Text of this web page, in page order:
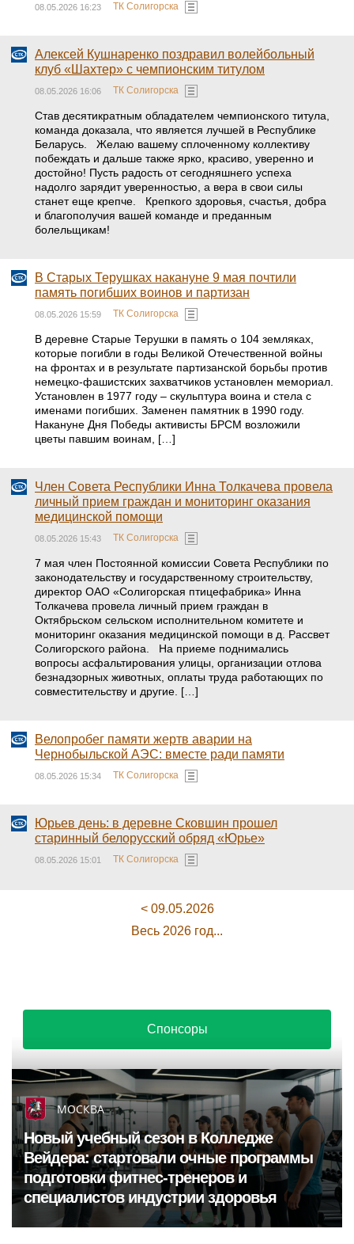
08.05.2026 16:23 ТК Солигорска
Алексей Кушнаренко поздравил волейбольный
клуб «Шахтер» с чемпионским титулом
08.05.2026 16:06 ТК Солигорска
Став десятикратным обладателем чемпионского титула,
команда доказала, что является лучшей в Республике
Беларусь. Желаю вашему сплоченному коллективу
побеждать и дальше также ярко, красиво, уверенно и
достойно! Пусть радость от сегодняшнего успеха
надолго зарядит уверенностью, а вера в свои силы
станет еще крепче. Крепкого здоровья, счастья, добра
и благополучия вашей команде и преданным
болельщикам!
В Старых Терушках накануне 9 мая почтили
память погибших воинов и партизан
08.05.2026 15:59 ТК Солигорска
В деревне Старые Терушки в память о 104 земляках,
которые погибли в годы Великой Отечественной войны
на фронтах и в результате партизанской борьбы против
немецко-фашистских захватчиков установлен мемориал.
Установлен в 1977 году – скульптура воина и стела с
именами погибших. Заменен памятник в 1990 году.
Накануне Дня Победы активисты БРСМ возложили
цветы павшим воинам, […]
Член Совета Республики Инна Толкачева провела
личный прием граждан и мониторинг оказания
медицинской помощи
08.05.2026 15:43 ТК Солигорска
7 мая член Постоянной комиссии Совета Республики по
законодательству и государственному строительству,
директор ОАО «Солигорская птицефабрика» Инна
Толкачева провела личный прием граждан в
Октябрьском сельском исполнительном комитете и
мониторинг оказания медицинской помощи в д. Рассвет
Солигорского района. На приеме поднимались
вопросы асфальтирования улицы, организации отлова
безнадзорных животных, оплаты труда работающих по
совместительству и другие. […]
Велопробег памяти жертв аварии на
Чернобыльской АЭС: вместе ради памяти
08.05.2026 15:34 ТК Солигорска
Юрьев день: в деревне Сковшин прошел
старинный белорусский обряд «Юрье»
08.05.2026 15:01 ТК Солигорска
< 09.05.2026
Весь 2026 год...
Спонсоры
МОСКВА
Новый учебный сезон в Колледже
Вейдера: стартовали очные программы
подготовки фитнес-тренеров и
специалистов индустрии здоровья